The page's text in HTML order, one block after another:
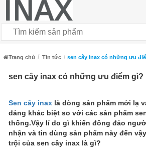
Trang chủ Tin tức sen cây inax có những ưu
sen cây inax có những ưu điểm gì?
Sen cây inax là dòng sản phẩm mới lạ
dáng khác biệt so với các sản phẩm
thống.Vậy lí do gì khiến đông đảo
nhận và tin dùng sản phẩm này đến
trội của sen cây inax là gì?